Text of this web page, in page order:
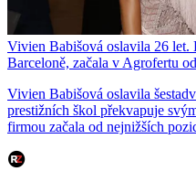
Vivien Babišová oslavila 26 let.
Barceloně, začala v Agrofertu
Vivien Babišová oslavila
prestižních škol překvapuje
firmou začala od nejnižších